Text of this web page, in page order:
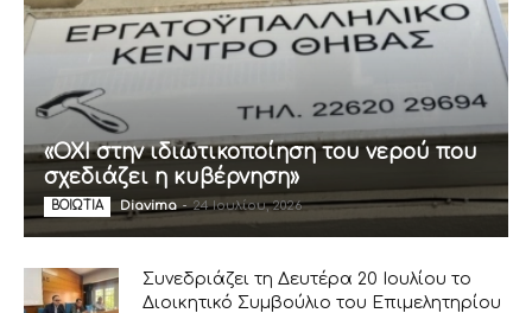
«ΟΧΙ στην ιδιωτικοποίηση του νερού που
σχεδιάζει η κυβέρνηση»
ΒΟΙΩΤΙΑ Diavima - 24 Ιουλίου, 2026
Συνεδριάζει τη Δευτέρα 20 Ιουλίου το
Διοικητικό Συμβούλιο του Επιμελητηρίου